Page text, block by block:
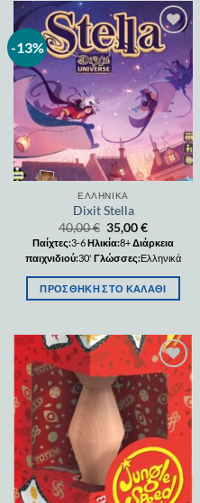
-13%
Add to
wishlist
ΕΛΛΗΝΙΚΆ
Dixit Stella
40,00€ 35,00€
Παίχτες:3-6Ηλικία:8+Διάρκεια
παιχνιδιού:30' Γλώσσες:Ελληνικά
ΠΡΟΣΘΉΚΗ ΣΤΟ ΚΑΛΆΘΙ
Add to
wishlist